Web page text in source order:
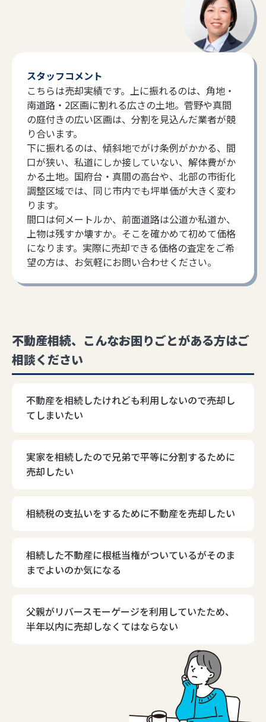
スタッフコメント
こちらは売却実績です。上に振れるのは、角地・
南道路・2区画に割れる広さの土地。菅野や真間
の庭付きの広い区画は、分割を見込んだ業者が競
り合います。
下に振れるのは、傾斜地でがけ条例がかかる、間
口が狭い、私道にしか接していない、解体費がか
かる土地。国府台・真間の高台や、北部の市街化
調整区域では、同じ市内でも坪単価が大きく変わ
ります。
間口は何メートルか、前面道路は公道か私道か、
上物は残すか壊すか。そこを確かめて初めて価格
になります。実際に売却できる価格の査定をご希
望の方は、お気軽にお問い合わせください。
不動産相続、こんなお困りごとがある方はご
相談ください
不動産を相続したけれども利用しないので売却し
てしまいたい
実家を相続したので兄弟で平等に分割するために
売却したい
相続税の支払いをするために不動産を売却したい
相続した不動産に根柢当権がついているがそのま
までよいのか気になる
父親がリバースモーゲージを利用していたため、
半年以内に売却しなくてはならない